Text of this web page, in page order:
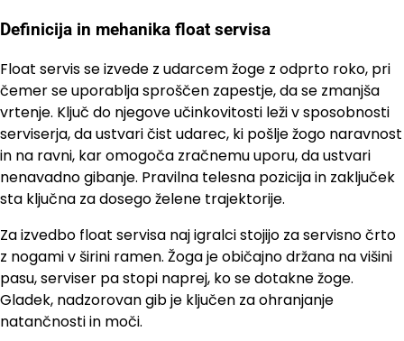
Definicija in mehanika float servisa
Float servis se izvede z udarcem žoge z odprto roko, pri
čemer se uporablja sproščen zapestje, da se zmanjša
vrtenje. Ključ do njegove učinkovitosti leži v sposobnosti
serviserja, da ustvari čist udarec, ki pošlje žogo naravnost
in na ravni, kar omogoča zračnemu uporu, da ustvari
nenavadno gibanje. Pravilna telesna pozicija in zaključek
sta ključna za dosego želene trajektorije.
Za izvedbo float servisa naj igralci stojijo za servisno črto
z nogami v širini ramen. Žoga je običajno držana na višini
pasu, serviser pa stopi naprej, ko se dotakne žoge.
Gladek, nadzorovan gib je ključen za ohranjanje
natančnosti in moči.